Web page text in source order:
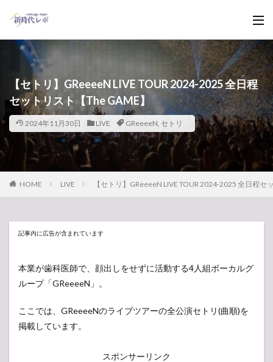
【セトリ】GReeeeN LIVE TOUR 2024-2025 全日程
セットリスト【The GAME】
2024年11月30日 LIVE GReeeeN, セトリ
HOME LIVE 【セトリ】GReeeeN LIVE TOUR 2024-2025 全日程セ
記事内に広告が含まれています
本業が歯科医師で、顔出しをせずに活動する4人組ボーカルグ
ループ「GReeeeN」。
ここでは、GReeeeNのライブツアーの全公演セトリ(曲順)を
掲載しています。
スポンサーリンク